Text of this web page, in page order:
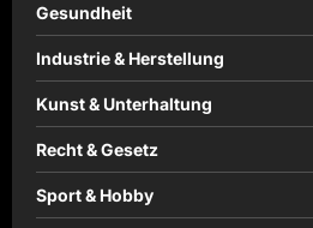
Gesundheit
Industrie & Herstellung
Kunst & Unterhaltung
Recht & Gesetz
Sport & Hobby